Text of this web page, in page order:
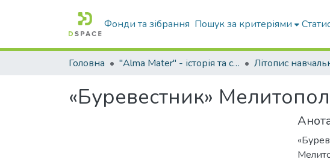
Фонди та зібрання Пошук за критеріями
Головна "Alma Mater" - історія та сьогодення Університету
«Буревестник»